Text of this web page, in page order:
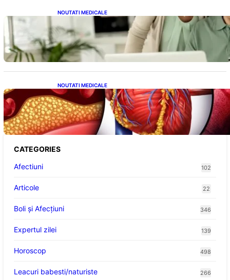
NOUTATI MEDICALE
Sprijin financiar pentru pensionari: Ce
înseamnă ajutoarele de până la 500 de lei în
2026
NOUTATI MEDICALE
Descoperirea revoluționară: Afereza
terapeutică, un posibil aliat în eliminarea
microplasticelor din sânge
CATEGORIES
Afectiuni
102
Articole 22
Boli și Afecțiuni 346
Expertul zilei 139
Horoscop 498
Leacuri babesti/naturiste 266